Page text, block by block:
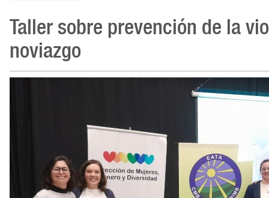
Taller sobre prevención de la
noviazgo